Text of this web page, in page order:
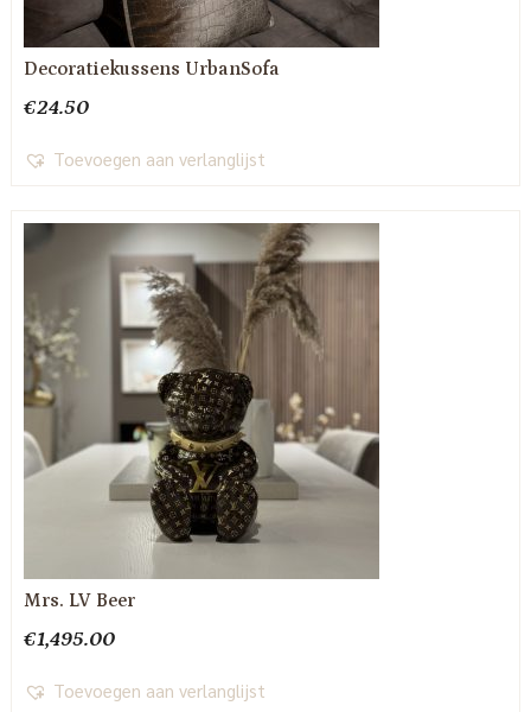
Decoratiekussens UrbanSofa
€24.50
Toevoegen aan verlanglijst
Mrs. LV Beer
€1,495.00
Toevoegen aan verlanglijst